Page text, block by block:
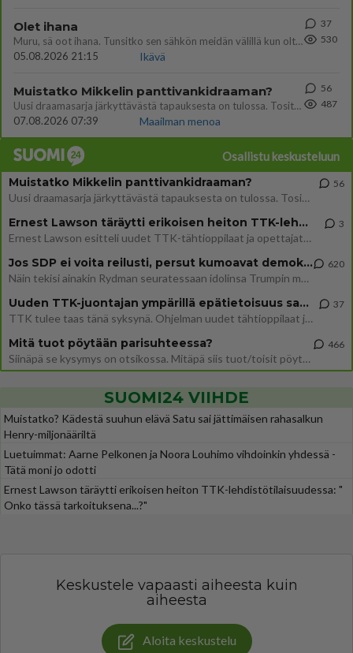
Olet ihana
Muru, sä oot ihana. Tunsitko sen sähkön meidän välillä kun oltiin ihan låhekkäin? 👩‍❤️‍👩❤️😼😘
05.08.2026 21:15
Ikävä
37
530
Muistatko Mikkelin panttivankidraaman?
Uusi draamasarja järkyttävästä tapauksesta on tulossa. Tositapahtumiin perustuva sarja ammentaa vuoden 1986 Mikkelin pan
07.08.2026 07:39
Maailman menoa
56
487
Osallistu keskusteluun
Muistatko Mikkelin panttivankidraaman?
Uusi draamasarja järkyttävästä tapauksesta on tulossa. Tositapahtumiin perustuva sarja ammentaa vuoden 1986 Mikkelin pan
56
Ernest Lawson täräytti erikoisen heiton TTK-lehdistötilaisuudessa: " Onko tässä tarkoituksena...?"
Ernest Lawson esitteli uudet TTK-tähtioppilaat ja opettajat torstaina 6.8. lehdistölle. Tulevalla kaudella on yksi hausk
3
Jos SDP ei voita reilusti, persut kumoavat demokratian Suomesta
Näin tekisi ainakin Rydman seuratessaan idolinsa Trumpin mallia https://www.is.fi/politiikka/art-2000012187244.html
620
Uuden TTK-juontajan ympärillä epätietoisuus sakenee - Nyt MTV hämmentää soppaa
TTK tulee taas tänä syksynä. Ohjelman uudet tähtioppilaat julkistetaan torstaina 6. elokuuta klo 14 alkavassa lehdistö
37
Mitä tuot pöytään parisuhteessa?
Siinäpä se kysymys on otsikossa. Mitäpä siis tuot/toisit pöytään parisuhteessa? Oletko mies vai nainen? Koetko sen mitä
466
SUOMI24 VIIHDE
Muistatko? Kädestä suuhun elävä Satu sai jättimäisen rahasalkun
Henry-miljonääriltä
Luetuimmat: Aarne Pelkonen ja Noora Louhimo vihdoinkin yhdessä -
Tätä moni jo odotti
Ernest Lawson täräytti erikoisen heiton TTK-lehdistötilaisuudessa: "
Onko tässä tarkoituksena...?"
Keskustele vapaasti aiheesta kuin
aiheesta
Aloita keskustelu